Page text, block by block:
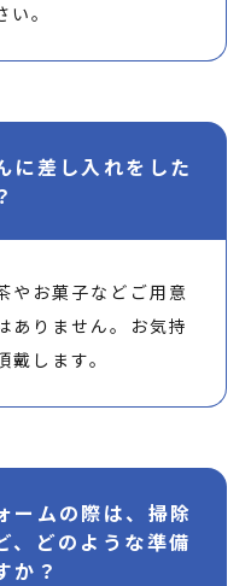
。
に差し入れをした
やお菓子などご用意
ありません。お気持
します。
ームの際は、掃除
、どのような準備
か？